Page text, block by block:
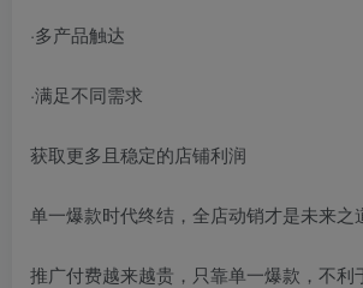
·多产品触达
·满足不同需求
获取更多且稳定的店铺利润
单一爆款时代终结，全店动销才是未来之
推广付费越来越贵，只靠单一爆款，不利